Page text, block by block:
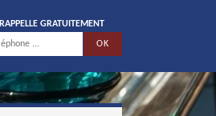
GRATUITEMENT